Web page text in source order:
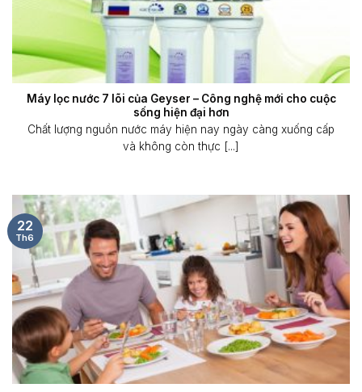
Máy lọc nước 7 lõi của Geyser – Công nghệ mới cho cuộc
sống hiện đại hơn
Chất lượng nguồn nước máy hiện nay ngày càng xuống cấp
và không còn thực [...]
22
Th6